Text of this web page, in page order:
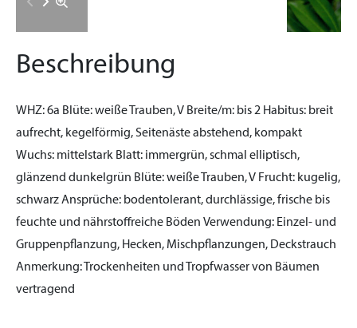
Beschreibung
WHZ:6a Blüte:weiße Trauben, V Breite/m: bis 2 Habitus: breit
aufrecht, kegelförmig, Seitenäste abstehend, kompakt
Wuchs: mittelstark Blatt: immergrün, schmal elliptisch,
glänzend dunkelgrün Blüte:weiße Trauben, V Frucht: kugelig,
schwarzAnsprüche: bodentolerant, durchlässige, frische bis
feuchte und nährstoffreiche Böden Verwendung: Einzel- und
Gruppenpflanzung, Hecken, Mischpflanzungen, Deckstrauch
Anmerkung: Trockenheiten und Tropfwasser von Bäumen
vertragend